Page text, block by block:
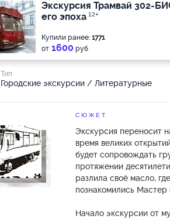
Экскурсия Трамвай 302-
его эпоха 12+
Купили ранее: 1771
от 1600 руб
Тип
Городские экскурсии / Литературные
СЮЖЕТ
Экскурсия переносит
время великих
будет сопровождать
протяжении
разлила своё масло,
познакомились Мастер
Начало экскурсии от